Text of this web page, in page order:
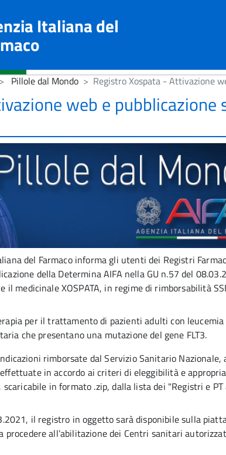
Italiana del
Pillole dal Mondo Registro Xospata - Attivazione
web e pubblicazione
del Farmaco informa gli utenti dei Registri
della Determina AIFA nella GU n.57 del
medicinale XOSPATA, in regime di rimborsabilità
per il trattamento di pazienti adulti con
che presentano una mutazione del gene FLT3.
rimborsate dal Servizio Sanitario Nazionale,
in accordo ai criteri di eleggibilità e
in formato .zip, dalla lista dei "Registri e
il registro in oggetto sarà disponibile sulla
all’abilitazione dei Centri sanitari